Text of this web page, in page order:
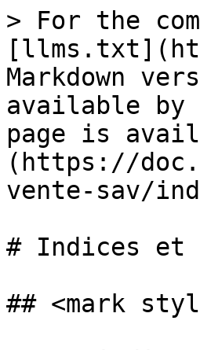
> For the
Markdown
available by
page is
(https://
vente-sav/
# Indices et
## <mark